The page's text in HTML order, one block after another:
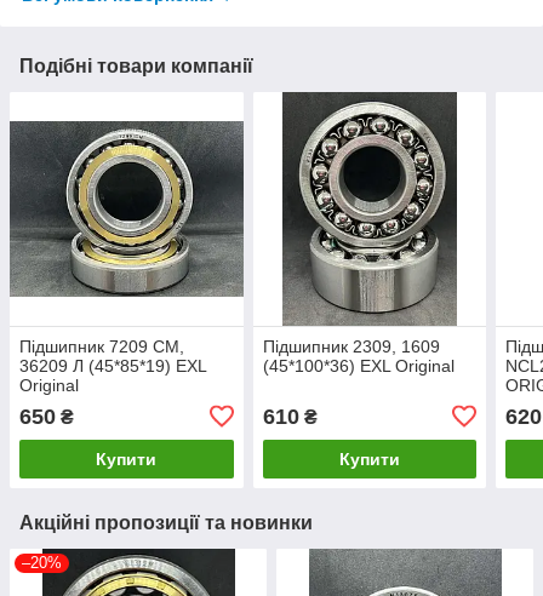
Подібні товари компанії
Підшипник 7209 CM,
36209 Л (45*85*19) EXL
Original
650 ₴
Купити
Підшипник 2309, 1609
(45*100*36) EXL Original
610₴
Купити
620
Акційні пропозиції та новинки
–20%